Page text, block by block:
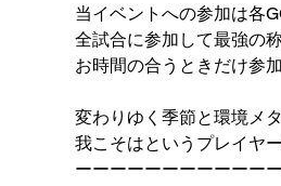
当イベントへの参加は各
全試合に参加して最強の
お時間の合うときだけ参
変わりゆく季節と環境メ
我こそはというプレイヤ
ーーーーーーーーーーー